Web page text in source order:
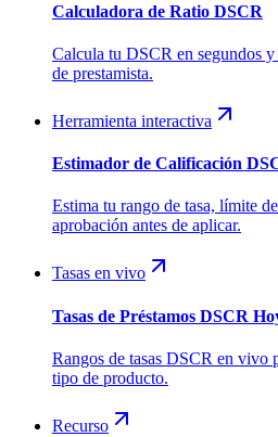
Calculadora de Ratio DSCR
Calcula tu DSCR en segundos
de prestamista.
Herramienta interactiva
Estimador de Calificación
Estima tu rango de tasa, límite
aprobación antes de aplicar.
Tasas en vivo
Tasas de Préstamos DSCR
Rangos de tasas DSCR en
tipo de producto.
Recurso